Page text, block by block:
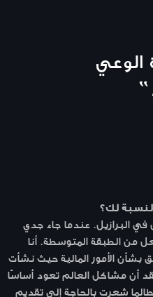
الوعي
”
لك؟
البرازيل. عندما جاء جدي
من الطبقة المتوسطة. أنا
بشأن الأمور المالية حيث نشأت
أن مشاكل العالم تعود أساسًا
شعرت بالحاجة إلى تقديم